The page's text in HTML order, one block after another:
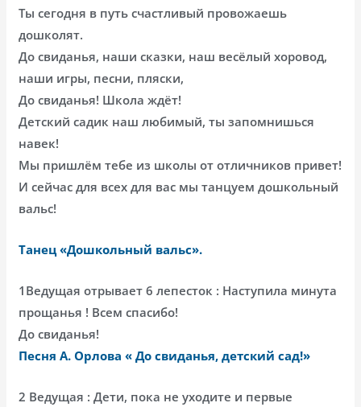
Ты сегодня в путь счастливый провожаешь
дошколят.
До свиданья, наши сказки, наш весёлый хоровод,
наши игры, песни, пляски,
До свиданья! Школа ждёт!
Детский садик наш любимый, ты запомнишься
навек!
Мы пришлём тебе из школы от отличников привет!
И сейчас для всех для вас мы танцуем дошкольный
вальс!
Танец «Дошкольный вальс».
1Ведущая отрывает 6 лепесток : Наступила минута
прощанья ! Всем спасибо!
До свиданья!
Песня А. Орлова « До свиданья, детский сад!»
2 Ведущая : Дети, пока не уходите и первые